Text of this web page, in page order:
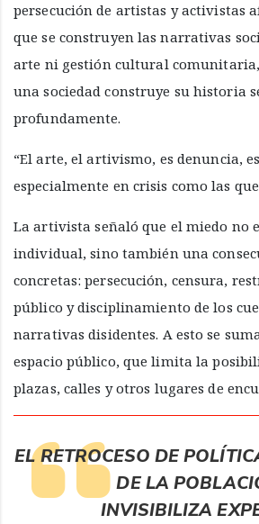
persecución de artistas y activistas
que se construyen las narrativas
arte ni gestión cultural
una sociedad construye su historia
profundamente.
“El arte, el artivismo, es denuncia,
especialmente en crisis como las
La artivista señaló que el miedo no
individual, sino también una
concretas: persecución, censura,
público y disciplinamiento de los
narrativas disidentes. A esto se
espacio público, que limita la
plazas, calles y otros lugares de
EL RETROCESO DE
DE LA
INVISIBILIZA